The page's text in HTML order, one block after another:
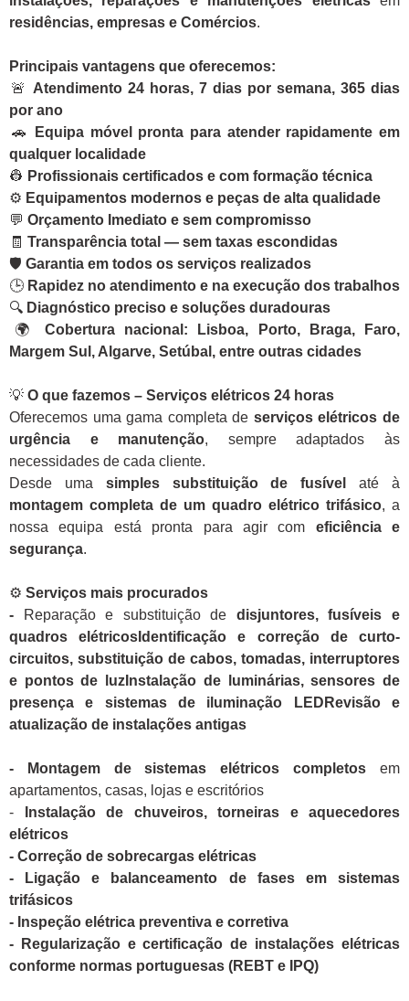
residências, empresas e Comércios.
Principais vantagens que oferecemos:
🚨 Atendimento 24 horas, 7 dias por semana, 365 dias
por ano
🚗
Equipa móvel pronta para atender rapidamente em
qualquer localidade
👷 Profissionais certificados e com formação técnica
⚙️ Equipamentos modernos e peças de alta qualidade
💬 Orçamento Imediato e sem compromisso
🧾 Transparência total — sem taxas escondidas
🛡️ Garantia em todos os serviços realizados
🕒 Rapidez no atendimento e na execução dos trabalhos
🔍 Diagnóstico preciso e soluções duradouras
🌍 Cobertura nacional: Lisboa, Porto, Braga, Faro,
Margem Sul, Algarve, Setúbal, entre outras cidades
💡 O que fazemos – Serviços elétricos 24 horas
Oferecemos uma gama completa de serviços elétricos de
urgência e manutenção, sempre adaptados às
necessidades de cada cliente.
Desde uma simples substituição de fusível
até à
montagem completa de um quadro elétrico trifásico, a
nossa equipa está pronta para agir com eficiência e
segurança.
⚙️ Serviços mais procurados
-
Reparação e substituição de disjuntores, fusíveis e
quadros elétricosIdentificação e correção de curto-
circuitos, substituição de cabos, tomadas, interruptores
e pontos de luzInstalação de luminárias, sensores de
presença e sistemas de iluminação LEDRevisão e
atualização de instalações antigas
- Montagem de sistemas elétricos completos em
apartamentos, casas, lojas e escritórios
-
Instalação de chuveiros, torneiras e aquecedores
elétricos
- Correção de sobrecargas elétricas
- Ligação e balanceamento de fases em sistemas
trifásicos
- Inspeção elétrica preventiva e corretiva
- Regularização e certificação de instalações elétricas
conforme normas portuguesas (REBT e IPQ)